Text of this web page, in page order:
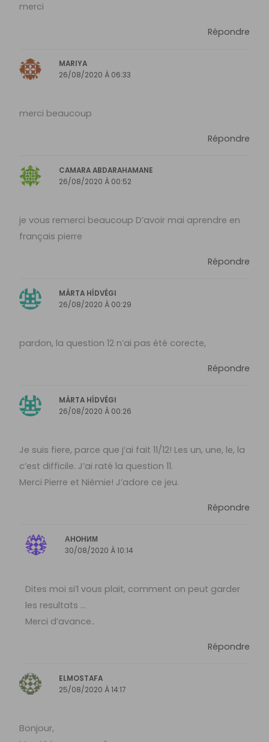
merci
Répondre
MARIYA
26/08/2020 À 06:33
merci beaucoup
Répondre
CAMARA ABDARAHAMANE
26/08/2020 À 00:52
je vous remerci beaucoup D’avoir mai aprendre en
français pierre
Répondre
MÁRTA HÍDVÉGI
26/08/2020 À 00:29
pardon, la question 12 n’ai pas été corecte,
Répondre
MÁRTA HÍDVÉGI
26/08/2020 À 00:26
Je suis fiere, parce que j’ai fait 11/12! Les un, une, le, la
c’est difficile. J’ai raté la question 11.
Merci Pierre et Niémie! J’adore ce jeu.
Répondre
АНОНИМ
30/08/2020 À 10:14
Dites moi si’l vous plait, comment on peut garder
les resultats …
Merci d’avance..
Répondre
ELMOSTAFA
25/08/2020 À 14:17
Bonjour,